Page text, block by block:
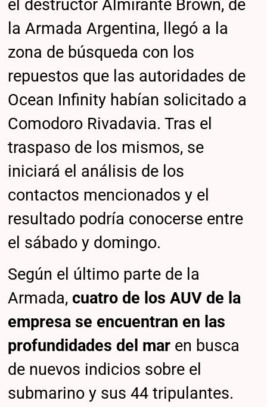
el destructor Almirante Brown, de
la Armada Argentina, llegó a la
zona de búsqueda con los
repuestos que las autoridades de
Ocean Infinity habían solicitado a
Comodoro Rivadavia. Tras el
traspaso de los mismos, se
iniciará el análisis de los
contactos mencionados y el
resultado podría conocerse entre
el sábado y domingo.
Según el último parte de la
Armada,cuatro de los AUV de la
empresa se encuentran en las
profundidades del mar en busca
de nuevos indicios sobre el
submarino y sus 44 tripulantes.